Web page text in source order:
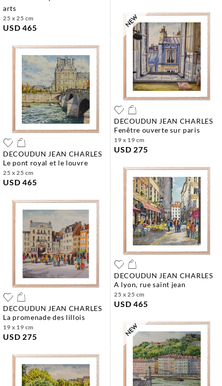
arts
25 x 25 cm
USD 465
DECOUDUN JEAN CHARLES
le pont royal et le louvre
25 x 25 cm
USD 465
DECOUDUN JEAN CHARLES
fenêtre ouverte sur paris
19 x 19 cm
USD 275
DECOUDUN JEAN CHARLES
la promenade des lillois
19 x 19 cm
USD 275
DECOUDUN JEAN CHARLES
a lyon, rue saint jean
25 x 25 cm
USD 465